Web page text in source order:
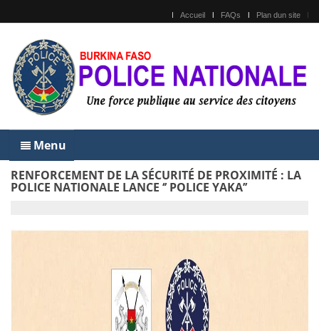
Accueil FAQs Plan dun site
Menu
RENFORCEMENT DE LA SÉCURITÉ DE PROXIMITÉ : LA
POLICE NATIONALE LANCE ‘’ POLICE YAKA’’